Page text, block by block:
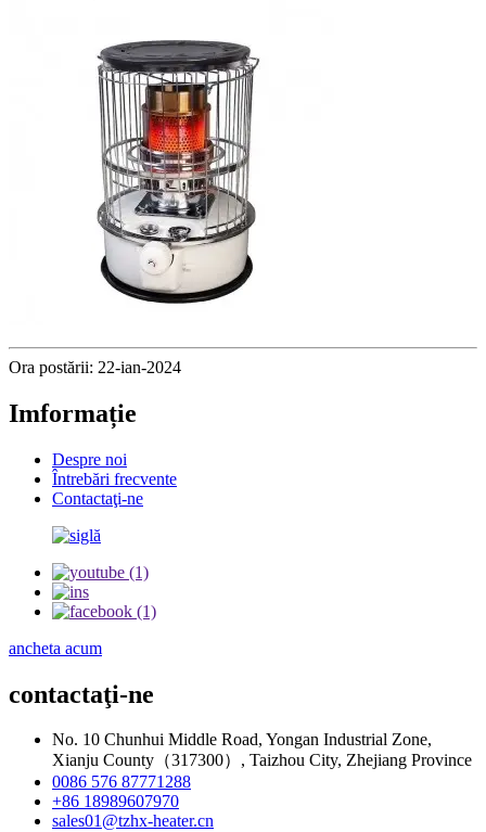
Ora postării: 22-ian-2024
Imformație
Despre noi
Întrebări frecvente
Contactaţi-ne
ancheta acum
contactaţi-ne
No. 10 Chunhui Middle Road, Yongan Industrial Zone,
Xianju County（317300）, Taizhou City, Zhejiang Province
0086 576 87771288
+86 18989607970
sales01@tzhx-heater.cn